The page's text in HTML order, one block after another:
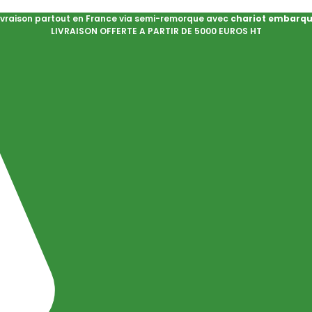
partout en France via semi-remorque avec chariot
LIVRAISON OFFERTE A PARTIR DE 5000 EUROS HT